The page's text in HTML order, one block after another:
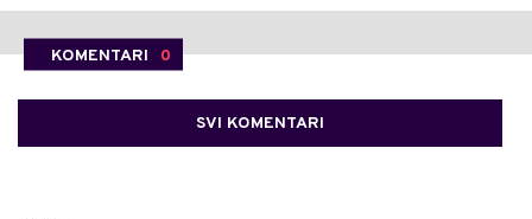
KOMENTARI 0
SVI KOMENTARI